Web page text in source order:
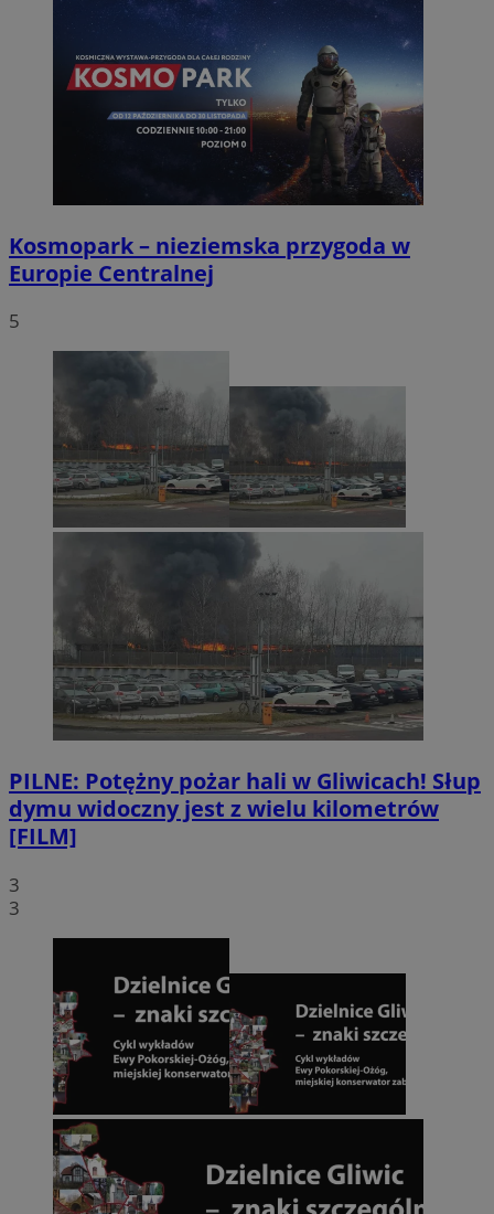
Kosmopark – nieziemska przygoda w
Europie Centralnej
5
PILNE: Potężny pożar hali w Gliwicach! Słup
dymu widoczny jest z wielu kilometrów
[FILM]
3
3